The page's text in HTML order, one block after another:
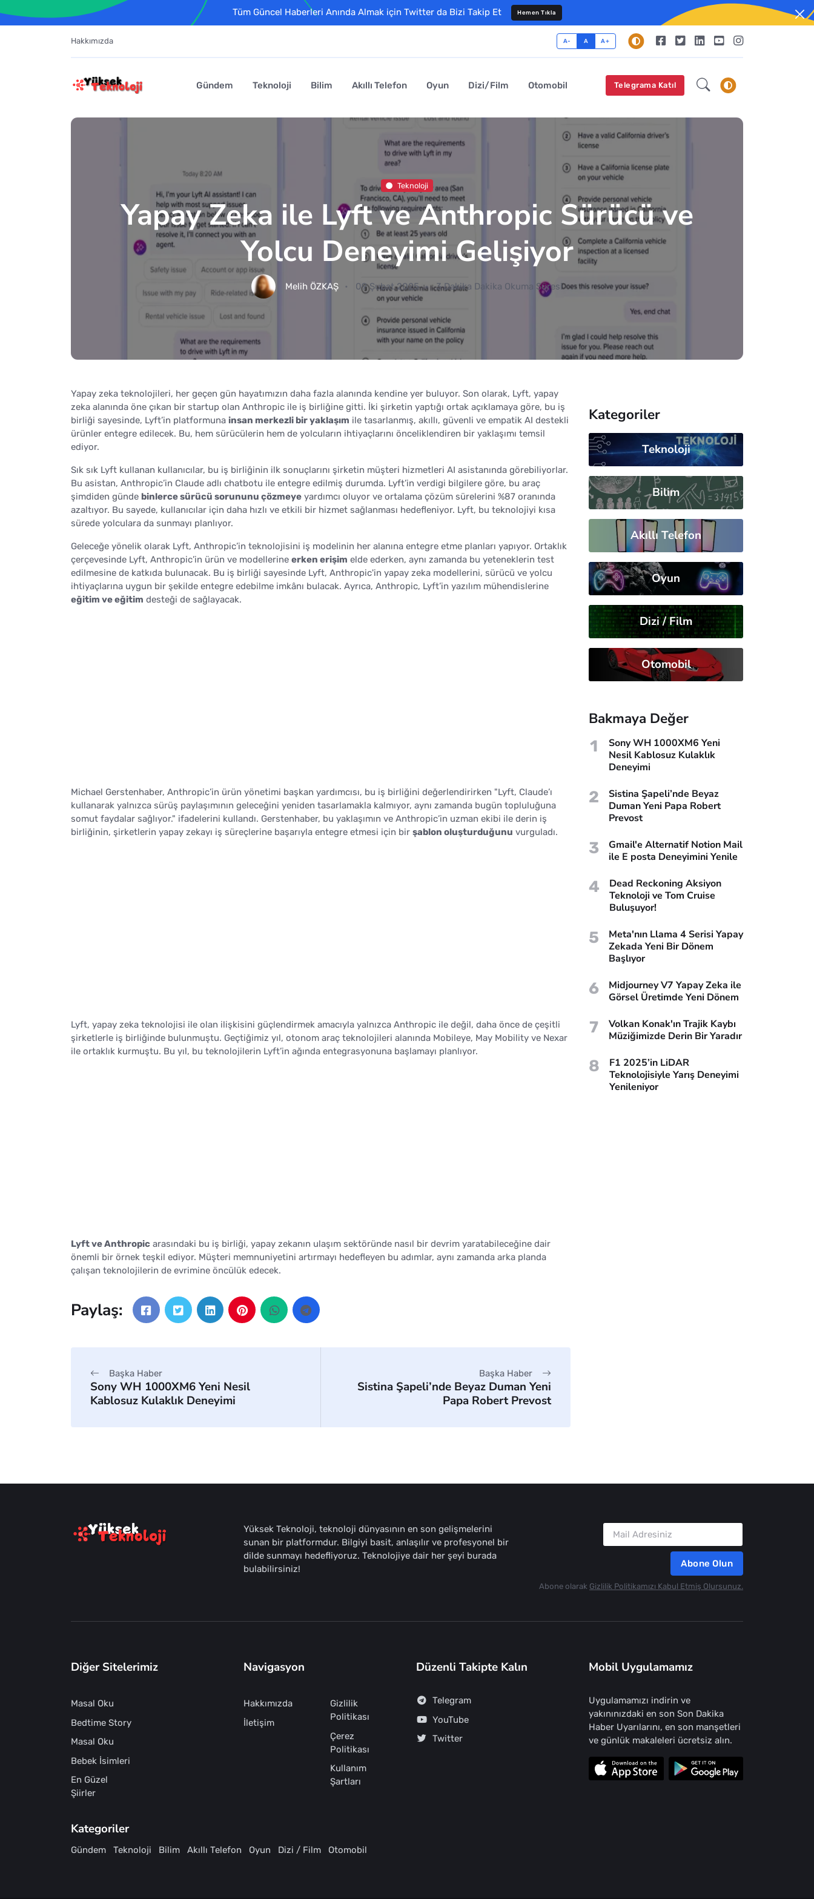
Tüm Güncel Haberleri Anında Almak için Twitter da Bizi Takip Et Hemen Tıkla
Hakkımızda A- A A+
Gündem Teknoloji Bilim Akıllı Telefon Oyun Dizi/Film Otomobil Telegrama Katıl
Teknoloji
Yapay Zeka ile Lyft ve Anthropic Sürücü ve
Yolcu Deneyimi Gelişiyor
Melih ÖZKAŞ 09 Şubat 2025 3 Dakika Dakika Okuma Süresi
Yapay zeka teknolojileri, her geçen gün hayatımızın daha fazla alanında kendine yer buluyor. Son olarak, Lyft, yapay
zeka alanında öne çıkan bir startup olan Anthropic ile iş birliğine gitti. İki şirketin yaptığı ortak açıklamaya göre, bu iş
birliği sayesinde, Lyft’in platformuna insan merkezli bir yaklaşım ile tasarlanmış, akıllı, güvenli ve empatik AI destekli
ürünler entegre edilecek. Bu, hem sürücülerin hem de yolcuların ihtiyaçlarını önceliklendiren bir yaklaşımı temsil
ediyor.
Sık sık Lyft kullanan kullanıcılar, bu iş birliğinin ilk sonuçlarını şirketin müşteri hizmetleri AI asistanında görebiliyorlar.
Bu asistan, Anthropic’in Claude adlı chatbotu ile entegre edilmiş durumda. Lyft’in verdigi bilgilere göre, bu araç
şimdiden günde binlerce sürücü sorununu çözmeye yardımcı oluyor ve ortalama çözüm sürelerini %87 oranında
azaltıyor. Bu sayede, kullanıcılar için daha hızlı ve etkili bir hizmet sağlanması hedefleniyor. Lyft, bu teknolojiyi kısa
sürede yolculara da sunmayı planlıyor.
Geleceğe yönelik olarak Lyft, Anthropic’in teknolojisini iş modelinin her alanına entegre etme planları yapıyor. Ortaklık
çerçevesinde Lyft, Anthropic’in ürün ve modellerine erken erişim elde ederken, aynı zamanda bu yeteneklerin test
edilmesine de katkıda bulunacak. Bu iş birliği sayesinde Lyft, Anthropic'in yapay zeka modellerini, sürücü ve yolcu
ihtiyaçlarına uygun bir şekilde entegre edebilme imkânı bulacak. Ayrıca, Anthropic, Lyft’in yazılım mühendislerine
eğitim ve eğitim desteği de sağlayacak.
Michael Gerstenhaber, Anthropic’in ürün yönetimi başkan yardımcısı, bu iş birliğini değerlendirirken "Lyft, Claude’ı
kullanarak yalnızca sürüş paylaşımının geleceğini yeniden tasarlamakla kalmıyor, aynı zamanda bugün topluluğuna
somut faydalar sağlıyor." ifadelerini kullandı. Gerstenhaber, bu yaklaşımın ve Anthropic’in uzman ekibi ile derin iş
birliğinin, şirketlerin yapay zekayı iş süreçlerine başarıyla entegre etmesi için bir şablon oluşturduğunu vurguladı.
Lyft, yapay zeka teknolojisi ile olan ilişkisini güçlendirmek amacıyla yalnızca Anthropic ile değil, daha önce de çeşitli
şirketlerle iş birliğinde bulunmuştu. Geçtiğimiz yıl, otonom araç teknolojileri alanında Mobileye, May Mobility ve Nexar
ile ortaklık kurmuştu. Bu yıl, bu teknolojilerin Lyft’in ağında entegrasyonuna başlamayı planlıyor.
Lyft ve Anthropic arasındaki bu iş birliği, yapay zekanın ulaşım sektöründe nasıl bir devrim yaratabileceğine dair
önemli bir örnek teşkil ediyor. Müşteri memnuniyetini artırmayı hedefleyen bu adımlar, aynı zamanda arka planda
çalışan teknolojilerin de evrimine öncülük edecek.
Paylaş:
Başka Haber
Sony WH 1000XM6 Yeni Nesil
Kablosuz Kulaklık Deneyimi
Başka Haber
Sistina Şapeli’nde Beyaz Duman Yeni
Papa Robert Prevost
Kategoriler
Teknoloji
Bilim
Akıllı Telefon
Oyun
Dizi / Film
Otomobil
Bakmaya Değer
1
Sony WH 1000XM6 Yeni
Nesil Kablosuz Kulaklık
Deneyimi
2
Sistina Şapeli’nde Beyaz
Duman Yeni Papa Robert
Prevost
3
Gmail'e Alternatif Notion Mail
ile E posta Deneyimini Yenile
4
Dead Reckoning Aksiyon
Teknoloji ve Tom Cruise
Buluşuyor!
5
Meta'nın Llama 4 Serisi Yapay
Zekada Yeni Bir Dönem
Başlıyor
6
Midjourney V7 Yapay Zeka ile
Görsel Üretimde Yeni Dönem
7
Volkan Konak'ın Trajik Kaybı
Müziğimizde Derin Bir Yaradır
8
F1 2025’in LiDAR
Teknolojisiyle Yarış Deneyimi
Yenileniyor
Yüksek Teknoloji, teknoloji dünyasının en son gelişmelerini
sunan bir platformdur. Bilgiyi basit, anlaşılır ve profesyonel bir
dilde sunmayı hedefliyoruz. Teknolojiye dair her şeyi burada
bulabilirsiniz!
Abone Olun
Abone olarak Gizlilik Politikamızı Kabul Etmiş Olursunuz.
Diğer Sitelerimiz
Masal Oku
Bedtime Story
Masal Oku
Bebek İsimleri
En Güzel
Şiirler
Navigasyon
Hakkımızda
İletişim
Gizlilik
Politikası
Çerez
Politikası
Kullanım
Şartları
Düzenli Takipte Kalın
Telegram
YouTube
Twitter
Mobil Uygulamamız
Uygulamamızı indirin ve
yakınınızdaki en son Son Dakika
Haber Uyarılarını, en son manşetleri
ve günlük makaleleri ücretsiz alın.
Kategoriler
Gündem Teknoloji Bilim Akıllı Telefon Oyun Dizi / Film Otomobil